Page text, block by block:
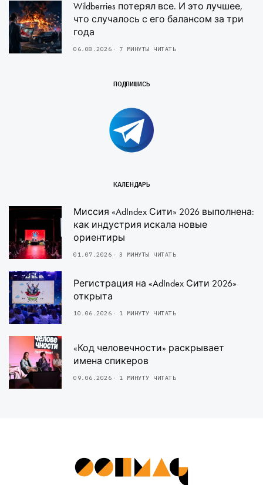
Wildberries потерял все. И это лучшее,
что случалось с его балансом за три
года
06.08.2026 7 МИНУТЫ ЧИТАТЬ
ПОДПИШИСЬ
КАЛЕНДАРЬ
Миссия «AdIndex Сити» 2026 выполнена:
как индустрия искала новые
ориентиры
01.07.2026 3 МИНУТЫ ЧИТАТЬ
Регистрация на «AdIndex Сити 2026»
открыта
10.06.2026 1 МИНУТУ ЧИТАТЬ
«Код человечности» раскрывает
имена спикеров
09.06.2026 1 МИНУТУ ЧИТАТЬ